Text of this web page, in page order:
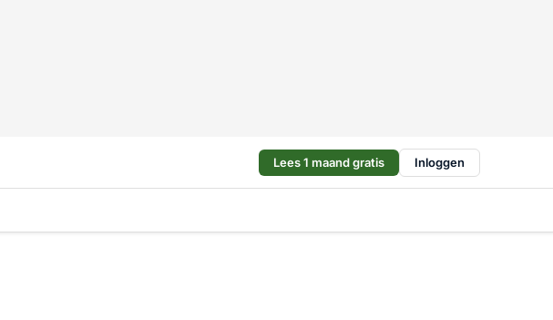
Lees 1 maand gratis Inloggen